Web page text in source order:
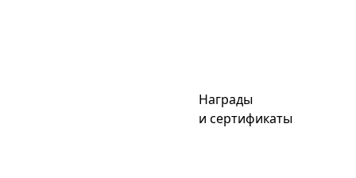
Награды
и сертификаты